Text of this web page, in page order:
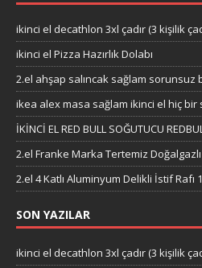
ikinci el decathlon 3xl çadır (3 kişilik
ikinci el Pizza Hazırlık Dolabı
2.el ahşap salıncak sağlam sorunsuz
ikea alex masa sağlam ikinci el hiç
İKİNCİ EL RED BULL SOĞUTUCU
2.el Franke Marka Tertemiz
2.el 4 Katlı Aluminyum Delikli İstif
SON YAZILAR
ikinci el decathlon 3xl çadır (3 kişilik